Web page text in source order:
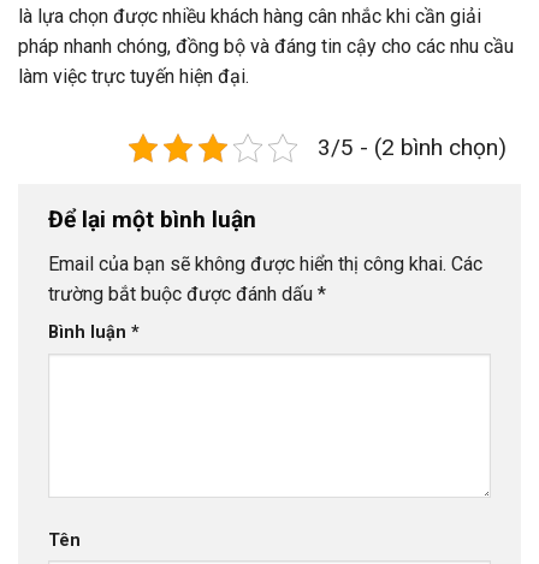
là lựa chọn được nhiều khách hàng cân nhắc khi cần giải
pháp nhanh chóng, đồng bộ và đáng tin cậy cho các nhu cầu
làm việc trực tuyến hiện đại.
3/5 - (2 bình chọn)
Để lại một bình luận
Email của bạn sẽ không được hiển thị công khai. Các
trường bắt buộc được đánh dấu *
Bình luận *
Tên